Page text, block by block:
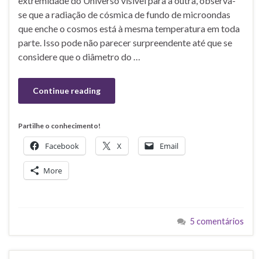
se que a radiação de cósmica de fundo de microondas
que enche o cosmos está à mesma temperatura em toda
parte. Isso pode não parecer surpreendente até que se
considere que o diâmetro do …
Continue reading
Partilhe o conhecimento!
Facebook X Email
More
5 comentários